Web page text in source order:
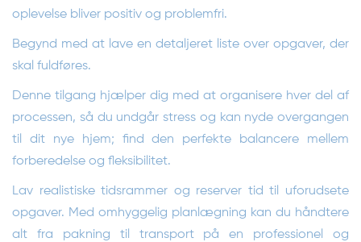
oplevelse bliver positiv og problemfri.
Begynd med at lave en detaljeret liste over opgaver, der
skal fuldføres.
Denne tilgang hjælper dig med at organisere hver del af
processen, så du undgår stress og kan nyde overgangen
til dit nye hjem; find den perfekte balancere mellem
forberedelse og fleksibilitet.
Lav realistiske tidsrammer og reserver tid til uforudsete
opgaver. Med omhyggelig planlægning kan du håndtere
alt fra pakning til transport på en professionel og